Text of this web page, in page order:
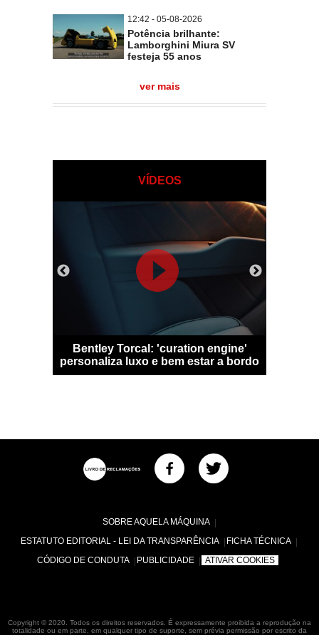
12:42 - 05-08-2026
Potência brilhante:
Lamborghini Miura SV
festeja 55 anos
ver mais
VÍDEOS
Bentley Torcal: 'curation engine'
personaliza luxo e bem estar a bordo
SOBRE AQUELA MÁQUINA
ESTATUTO EDITORIAL - LEI DA TRANSPARÊNCIA
FICHA TÉCNICA
CÓDIGO DE CONDUTA
PUBLICIDADE ATIVAR COOKIES
Copyright © 2020. Todos os direitos reservados. É expressamente proibida a reprodução na
totalidade ou em parte, em qualquer tipo de suporte, sem prévia permissão por escrito da